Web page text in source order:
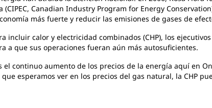
Canadian Industry Program for Energy
más fuerte y reducir las emisiones de gases de
incluir calor y electricidad combinados (CHP), los
a que sus operaciones fueran aún más autosuficientes.
el continuo aumento de los precios de la energía aquí en
esperamos ver en los precios del gas natural, la CHP